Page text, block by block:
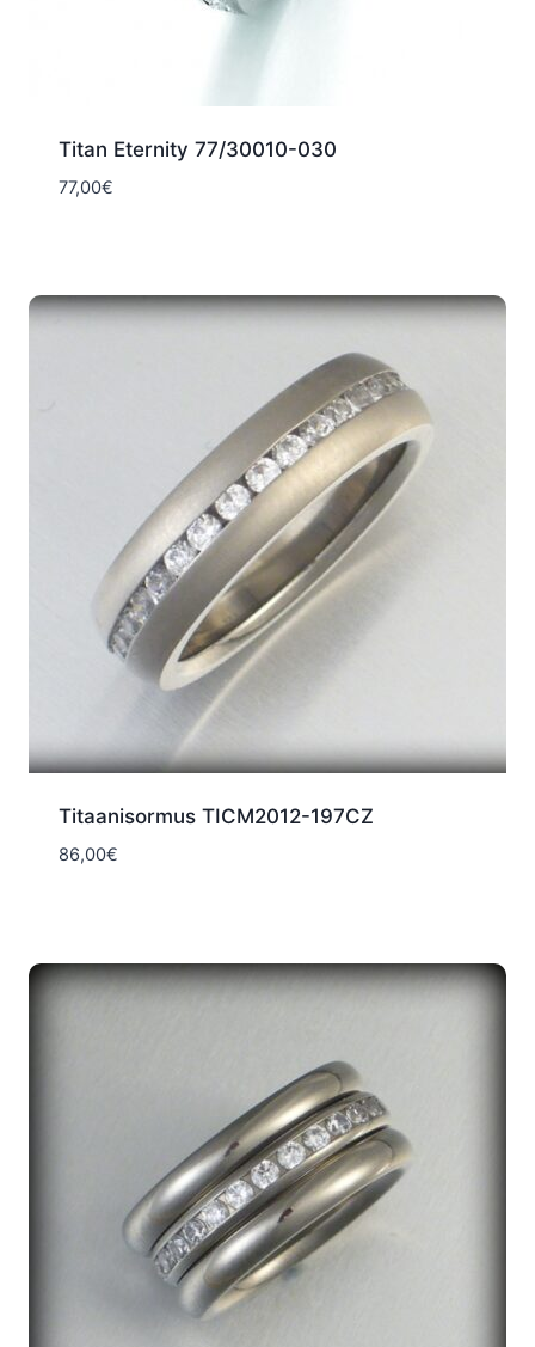
Titan Eternity 77/30010-030
77,00€
Titaanisormus TICM2012-197CZ
86,00€